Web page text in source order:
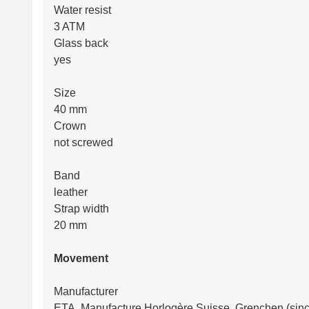
Water resist
3 ATM
Glass back
yes
Size
40 mm
Crown
not screwed
Band
leather
Strap width
20 mm
Movement
Manufacturer